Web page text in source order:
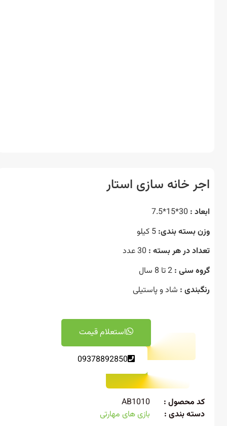
خانه سازی استار
بسته بندی:5 کیلو
در هر بسته :30 عدد
سنی :2 تا 8 سال
:شاد و پاستیلی
استعلام قیمت
09378892850
محصول :
AB1010
بندی :
بازی های مهارتی